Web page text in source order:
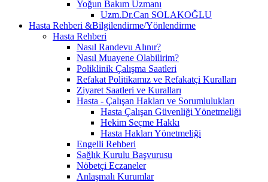
Yoğun Bakım Uzmanı
Uzm.Dr.Can SOLAKOĞLU
Hasta Rehberi &Bilgilendirme/Yönlendirme
Hasta Rehberi
Nasıl Randevu Alınır?
Nasıl Muayene Olabilirim?
Poliklinik Çalışma Saatleri
Refakat Politikamız ve Refakatçi Kuralları
Ziyaret Saatleri ve Kuralları
Hasta - Çalışan Hakları ve Sorumlulukları
Hasta Çalışan Güvenliği Yönetmeliği
Hekim Seçme Hakkı
Hasta Hakları Yönetmeliği
Engelli Rehberi
Sağlık Kurulu Başvurusu
Nöbetçi Eczaneler
Anlaşmalı Kurumlar